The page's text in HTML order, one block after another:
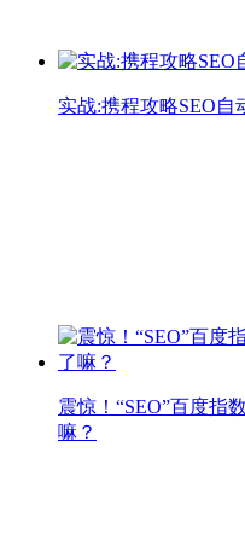
实战:携程攻略SEO自
震惊！“SEO”百度指
嘛？